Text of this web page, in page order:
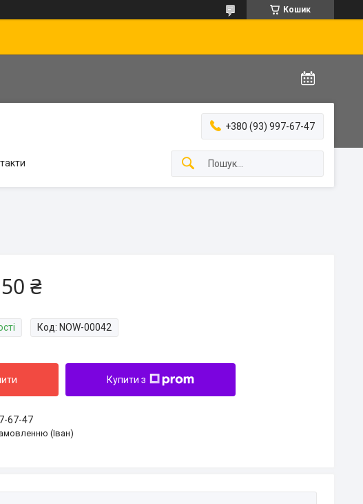
Кошик
+380 (93) 997-67-47
₴
Код: NOW-00042
Купити з
67-47
(Іван)